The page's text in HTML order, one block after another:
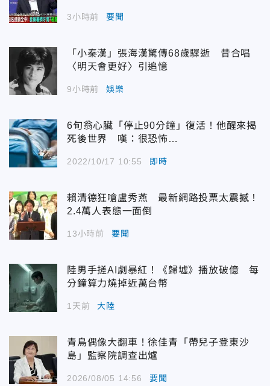
3小時前 要聞
「小秦漢」張海漢驚傳68歲驟逝 昔合唱
〈明天會更好〉引追憶
9小時前 娛樂
6旬翁心臟「停止90分鐘」復活！他醒來揭
死後世界 嘆：很恐怖…
2022/10/17 10:55 即時
賴清德狂嗆盧秀燕 最新網路投票太震撼！
2.4萬人表態一面倒
13小時前 要聞
陸男手搓AI劇暴紅！《歸墟》播放破億 每
分鐘算力燒掉近萬台幣
1天前 大陸
青鳥偶像大翻車！徐佳青「帶兒子登東沙
島」監察院調查出爐
2026/08/05 14:56 要聞